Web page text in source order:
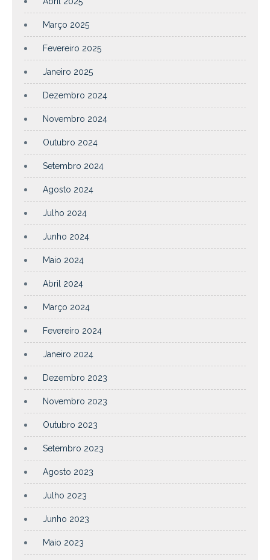
Março 2025
Fevereiro 2025
Janeiro 2025
Dezembro 2024
Novembro 2024
Outubro 2024
Setembro 2024
Agosto 2024
Julho 2024
Junho 2024
Maio 2024
Abril 2024
Março 2024
Fevereiro 2024
Janeiro 2024
Dezembro 2023
Novembro 2023
Outubro 2023
Setembro 2023
Agosto 2023
Julho 2023
Junho 2023
Maio 2023